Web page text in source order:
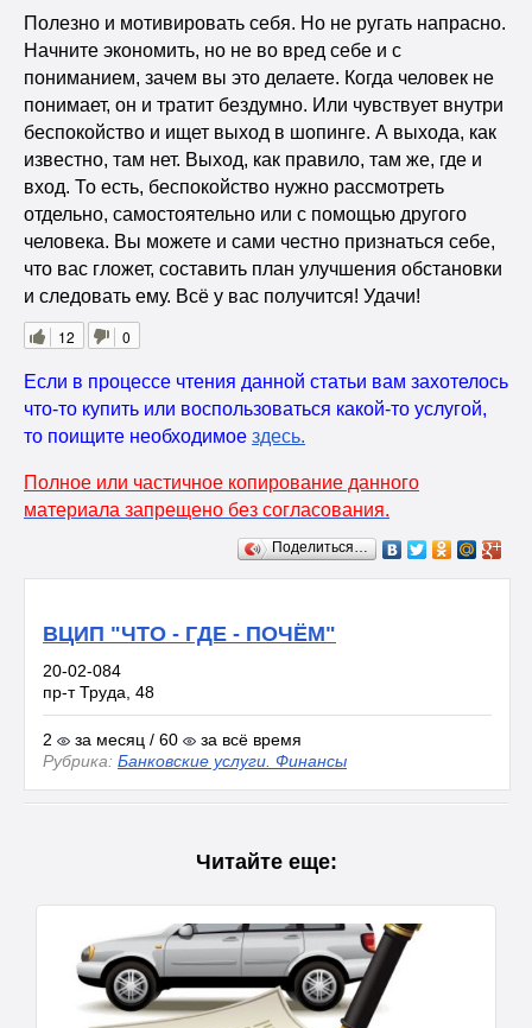
Полезно и мотивировать себя. Но не ругать напрасно.
Начните экономить, но не во вред себе и с
пониманием, зачем вы это делаете. Когда человек не
понимает, он и тратит бездумно. Или чувствует внутри
беспокойство и ищет выход в шопинге. А выхода, как
известно, там нет. Выход, как правило, там же, где и
вход. То есть, беспокойство нужно рассмотреть
отдельно, самостоятельно или с помощью другого
человека. Вы можете и сами честно признаться себе,
что вас гложет, составить план улучшения обстановки
и следовать ему. Всё у вас получится! Удачи!
12
0
Если в процессе чтения данной статьи вам захотелось
что-то купить или воспользоваться какой-то услугой,
то поищите необходимое здесь.
Полное или частичное копирование данного
материала запрещено без согласования.
Поделиться…
ВЦИП "ЧТО - ГДЕ - ПОЧЁМ"
20-02-084
пр-т Труда, 48
2 за месяц / 60
за всё время
Рубрика: Банковские услуги. Финансы
Читайте еще: